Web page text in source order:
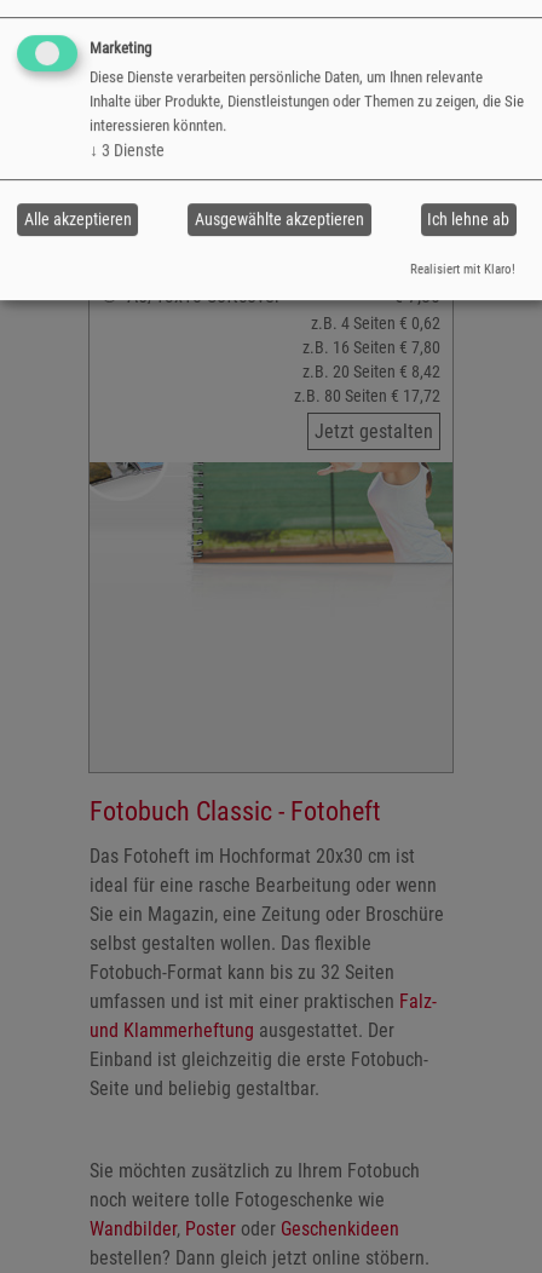
beste Freundin!
hochwertiges Laserdruckpapier
16 bis 80 Seiten Fotobuch erstellen
Flexible Spiralbindung
transparentes Titelblatt
stabiles Rückblatt aus Karton
Querformat
A5/13x18 Softcover € 7,80
z.B. 4 Seiten € 0,62
z.B. 16 Seiten € 7,80
z.B. 20 Seiten € 8,42
z.B. 80 Seiten € 17,72
Jetzt gestalten
Fotobuch Classic - Fotoheft
Das Fotoheft im Hochformat 20x30 cm ist
ideal für eine rasche Bearbeitung oder wenn
Sie ein Magazin, eine Zeitung oder Broschüre
selbst gestalten wollen. Das flexible
Fotobuch-Format kann bis zu 32 Seiten
umfassen und ist mit einer praktischen Falz-
und Klammerheftung ausgestattet. Der
Einband ist gleichzeitig die erste Fotobuch-
Seite und beliebig gestaltbar.
Sie möchten zusätzlich zu Ihrem Fotobuch
noch weitere tolle Fotogeschenke wie
Wandbilder, Poster oder Geschenkideen
bestellen? Dann gleich jetzt online stöbern.
Marketing
Diese Dienste verarbeiten persönliche Daten, um Ihnen relevante
Inhalte über Produkte, Dienstleistungen oder Themen zu zeigen, die Sie
interessieren könnten.
↓ 3 Dienste
Ich lehne ab
Ausgewählte akzeptieren
Alle akzeptieren
Realisiert mit Klaro!